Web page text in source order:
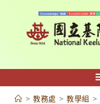
容
> 教務處 > 教學組 >